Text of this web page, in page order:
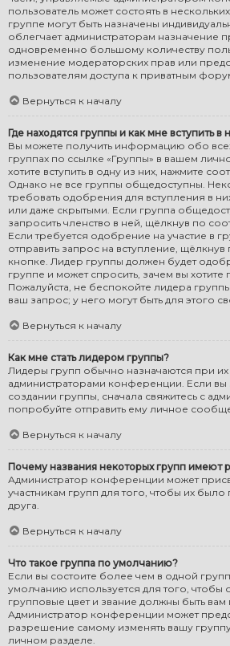
пользователь может состоять в
группе могут быть назначены
облегчает администраторам назначение
одновременно большому количеству
изменение модераторских прав или
пользователям доступа к приватным
Вернуться к началу
Где находятся группы и как мне вступить в
Вы можете получить информацию обо
группах по ссылке «Группы» в вашем
хотите вступить в одну из них, нажмите
Однако не все группы общедоступны.
требовать одобрения для вступления в
или даже скрытыми. Если группа
запросить членство в ней, щёлкнув по
Если требуется одобрение на участие в
отправить запрос на вступление,
кнопке. Лидер группы должен будет
группе и может спросить, зачем вы хотите
Пожалуйста, не беспокойте лидера
ваш запрос; у него могут быть для этого
Вернуться к началу
Как мне стать лидером группы?
Лидеры групп обычно назначаются при их
администраторами конференции. Если вы
создании группы, сначала свяжитесь с
попробуйте отправить ему личное
Вернуться к началу
Почему названия некоторых групп имеют
Администратор конференции может
участникам групп для того, чтобы их было
друга.
Вернуться к началу
Что такое группа по умолчанию?
Если вы состоите более чем в одной
умолчанию используется для того, чтобы
групповые цвет и звание должны быть
Администратор конференции может
разрешение самому изменять вашу
личном разделе.